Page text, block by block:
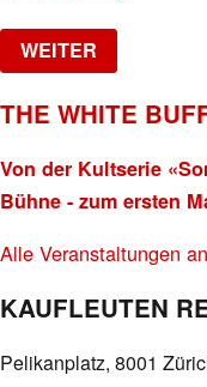
WEITER
THE WHITE
Von der Kultserie
Bühne - zum ersten
Alle Veranstaltungen
KAUFLEUTEN
Pelikanplatz, 8001